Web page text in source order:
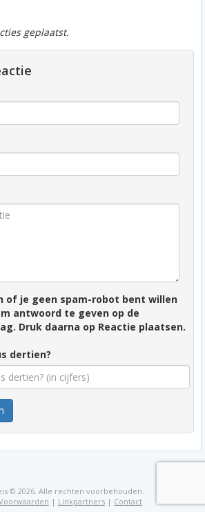
geplaatst.
of je geen spam-robot bent willen
antwoord te geven op de
Druk daarna op Reactie plaatsen.
dertien?
© 2026. Alle rechten voorbehouden.
| Linkpartners | Contact